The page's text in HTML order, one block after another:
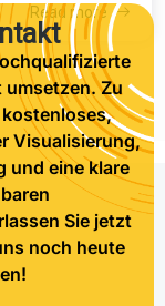
Read more
umsetzen. Zu
Visualisierung,
und eine klare
Sie jetzt
noch heute